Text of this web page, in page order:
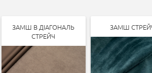
ЗАМШ В ДІАГОНАЛЬ
СТРЕЙЧ
ЗАМШ